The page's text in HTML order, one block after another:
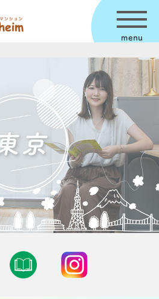
menu